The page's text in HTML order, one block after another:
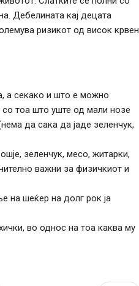
Дебелината кај децата
ризикот од висок крвен
а секако и што е можно
тоа што уште од мали нозе
да сака да јаде зеленчук,
зеленчук, месо, житарки,
важни за физичкиот и
на шеќер на долг рок ја
во однос на тоа каква му